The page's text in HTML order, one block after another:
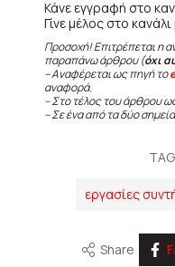
Κάνε εγγραφή στο
Γίνε μέλος στο
Προσοχή! Επιτρέπεται η
παραπάνω άρθρου (όχι
– Αναφέρεται ως πηγή το
αναφορά.
– Στο τέλος του άρθρου
– Σε ένα από τα δύο
εργασίες
Share